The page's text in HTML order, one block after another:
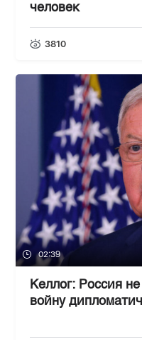
человек
3810
02:39
Келлог: Россия
войну